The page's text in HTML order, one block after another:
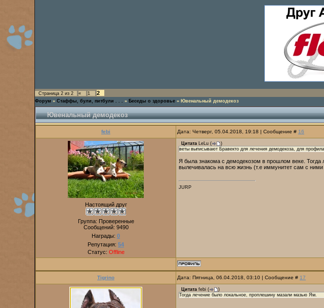
Страница 2 из 2 « 1 2
Форум » Стаффы, були, питбули . . . » Беседы о здоровье » Ювенальный демодекоз
Ювенальный демодекоз
febi Дата: Четверг, 05.04.2018, 19:18 | Сообщение # 16
Настоящий друг
Группа: Проверенные
Сообщений: 9490
Награды: 0
Репутация: 54
Статус: Offline
Цитата LeLu (
)
веты выписывают Бравекто для лечения демодекоза, для
Я была знакома с демодекозом в прошлом веке. Тогда
вылечивалась на всю жизнь (т.е иммунитет сам с ними
JURP
Tigrino Дата: Пятница, 06.04.2018, 03:10 | Сообщение # 17
Цитата febi (
)
Тогда лечение было локальное, проплешину мазали мазью Ям.